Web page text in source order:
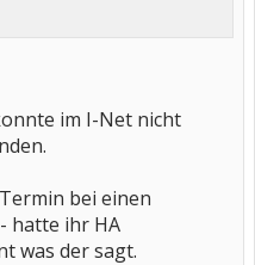
im I-Net nicht
bei einen
hatte ihr HA
was der sagt.